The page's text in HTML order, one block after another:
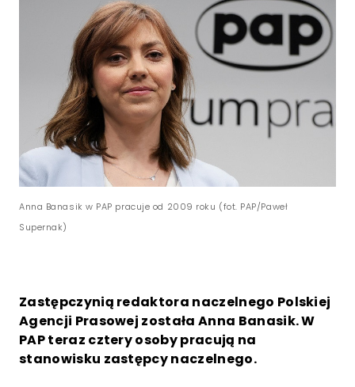
Anna Banasik w PAP pracuje od 2009 roku (fot. PAP/Paweł
Supernak)
Zastępczynią redaktora naczelnego Polskiej
Agencji Prasowej została Anna Banasik. W
PAP teraz cztery osoby pracują na
stanowisku zastępcy naczelnego.